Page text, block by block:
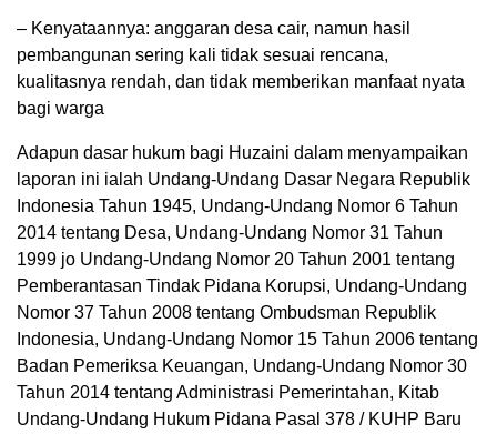
– Kenyataannya: anggaran desa cair, namun hasil
pembangunan sering kali tidak sesuai rencana,
kualitasnya rendah, dan tidak memberikan manfaat nyata
bagi warga
Adapun dasar hukum bagi Huzaini dalam menyampaikan
laporan ini ialah Undang-Undang Dasar Negara Republik
Indonesia Tahun 1945, Undang-Undang Nomor 6 Tahun
2014 tentang Desa, Undang-Undang Nomor 31 Tahun
1999 jo Undang-Undang Nomor 20 Tahun 2001 tentang
Pemberantasan Tindak Pidana Korupsi, Undang-Undang
Nomor 37 Tahun 2008 tentang Ombudsman Republik
Indonesia, Undang-Undang Nomor 15 Tahun 2006 tentang
Badan Pemeriksa Keuangan, Undang-Undang Nomor 30
Tahun 2014 tentang Administrasi Pemerintahan, Kitab
Undang-Undang Hukum Pidana Pasal 378 / KUHP Baru